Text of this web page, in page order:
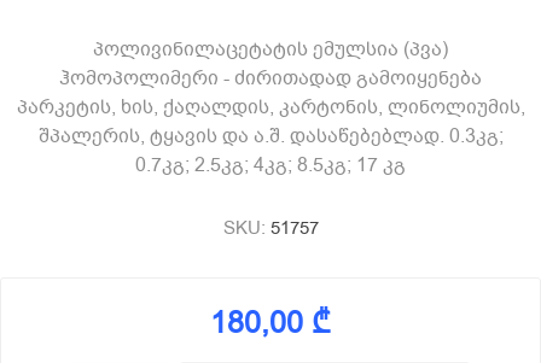
პოლივინილაცეტატის ემულსია (პვა)
ჰომოპოლიმერი - ძირითადად გამოიყენება
პარკეტის, ხის, ქაღალდის, კარტონის, ლინოლიუმის,
შპალერის, ტყავის და ა.შ. დასაწებებლად. 0.3კგ;
0.7კგ; 2.5კგ; 4კგ; 8.5კგ; 17 კგ
SKU: 51757
180,00 ₾